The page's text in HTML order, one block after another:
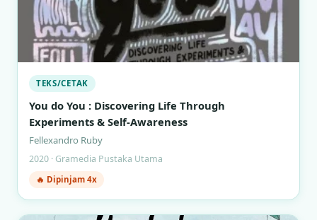
TEKS/CETAK
You do You : Discovering Life Through
Experiments & Self-Awareness
Fellexandro Ruby
2020 · Gramedia Pustaka Utama
🔥 Dipinjam 4x